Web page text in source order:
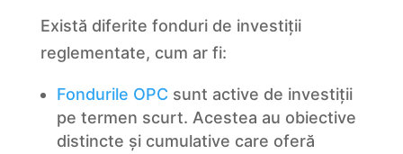
Există diferite fonduri de investiții
reglementate, cum ar fi:
Fondurile OPC sunt active de investiții
pe termen scurt. Acestea au obiective
distincte și cumulative care oferă